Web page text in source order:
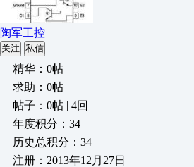
陶军工控
关注 私信
精华：0帖
求助：0帖
帖子：0帖 | 4回
年度积分：34
历史总积分：34
注册：2013年12月27日